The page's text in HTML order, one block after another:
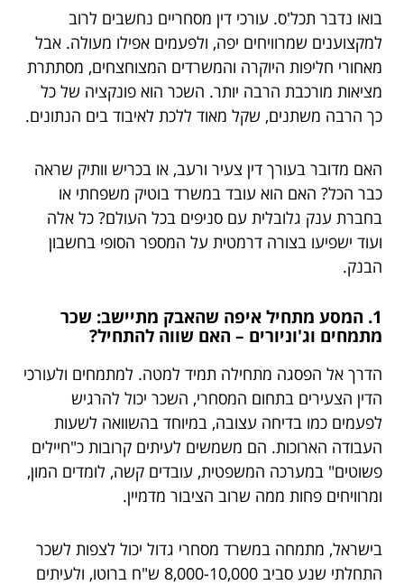
בואו נדבר תכל'ס. עורכי דין מסחריים נחשבים לרוב
למקצוענים שמרוויחים יפה, ולפעמים אפילו מעולה. אבל
מאחורי חליפות היוקרה והמשרדים המצוחצחים, מסתתרת
מציאות מורכבת הרבה יותר. השכר הוא פונקציה של כל
כך הרבה משתנים, שקל מאוד ללכת לאיבוד בים הנתונים.
האם מדובר בעורך דין צעיר ורעב, או בכריש וותיק שראה
כבר הכל? האם הוא עובד במשרד בוטיק משפחתי או
בחברת ענק גלובלית עם סניפים בכל העולם? כל אלה
ועוד ישפיעו בצורה דרמטית על המספר הסופי בחשבון
הבנק.
1. המסע מתחיל איפה שהאבק מתיישב: שכר
מתמחים וג'וניורים – האם שווה להתחיל?
הדרך אל הפסגה מתחילה תמיד למטה. למתמחים ולעורכי
הדין הצעירים בתחום המסחרי, השכר יכול להרגיש
לפעמים כמו בדיחה עצובה, במיוחד בהשוואה לשעות
העבודה הארוכות. הם משמשים לעיתים קרובות כ"חיילים
פשוטים" במערכה המשפטית, עובדים קשה, לומדים המון,
ומרוויחים פחות ממה שרוב הציבור מדמיין.
בישראל, מתמחה במשרד מסחרי גדול יכול לצפות לשכר
התחלתי שנע סביב 8,000-10,000 ש"ח ברוטו, ולעיתים